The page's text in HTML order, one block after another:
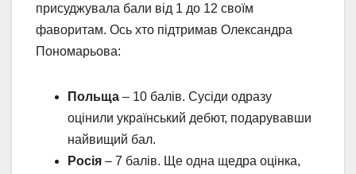
присуджувала бали від 1 до 12 своїм
фаворитам. Ось хто підтримав Олександра
Пономарьова:
Польща – 10 балів. Сусіди одразу
оцінили український дебют, подарувавши
найвищий бал.
Росія – 7 балів. Ще одна щедра оцінка,